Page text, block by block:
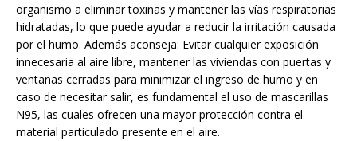
organismo a eliminar toxinas y mantener las vías respiratorias
hidratadas, lo que puede ayudar a reducir la irritación causada
por el humo. Además aconseja: Evitar cualquier exposición
innecesaria al aire libre, mantener las viviendas con puertas y
ventanas cerradas para minimizar el ingreso de humo y en
caso de necesitar salir, es fundamental el uso de mascarillas
N95, las cuales ofrecen una mayor protección contra el
material particulado presente en el aire.